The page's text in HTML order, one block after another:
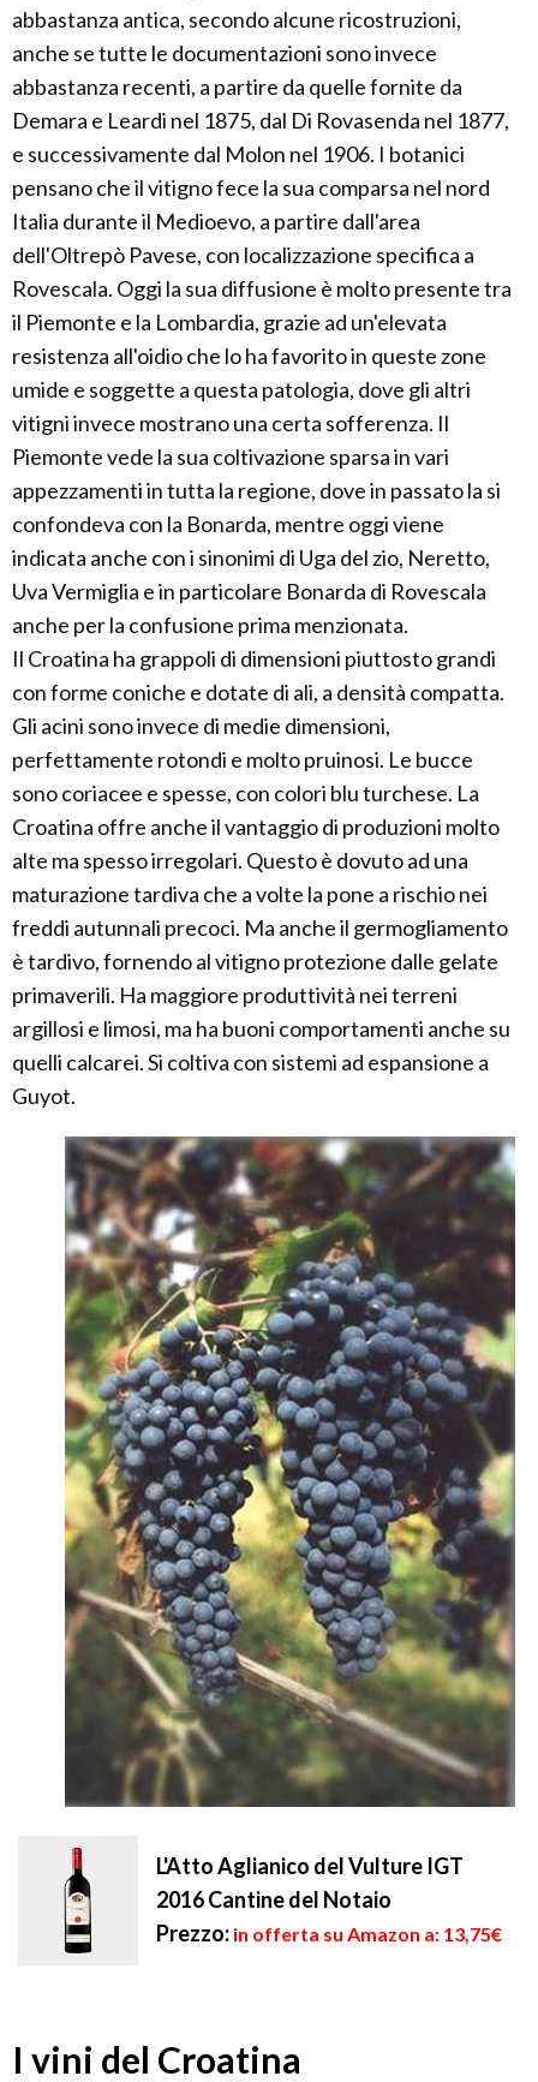
abbastanza antica, secondo alcune ricostruzioni,
anche se tutte le documentazioni sono invece
abbastanza recenti, a partire da quelle fornite da
Demara e Leardi nel 1875, dal Di Rovasenda nel 1877,
e successivamente dal Molon nel 1906. I botanici
pensano che il vitigno fece la sua comparsa nel nord
Italia durante il Medioevo, a partire dall'area
dell'Oltrepò Pavese, con localizzazione specifica a
Rovescala. Oggi la sua diffusione è molto presente tra
il Piemonte e la Lombardia, grazie ad un'elevata
resistenza all'oidio che lo ha favorito in queste zone
umide e soggette a questa patologia, dove gli altri
vitigni invece mostrano una certa sofferenza. Il
Piemonte vede la sua coltivazione sparsa in vari
appezzamenti in tutta la regione, dove in passato la si
confondeva con la Bonarda, mentre oggi viene
indicata anche con i sinonimi di Uga del zio, Neretto,
Uva Vermiglia e in particolare Bonarda di Rovescala
anche per la confusione prima menzionata.
Il Croatina ha grappoli di dimensioni piuttosto grandi
con forme coniche e dotate di ali, a densità compatta.
Gli acini sono invece di medie dimensioni,
perfettamente rotondi e molto pruinosi. Le bucce
sono coriacee e spesse, con colori blu turchese. La
Croatina offre anche il vantaggio di produzioni molto
alte ma spesso irregolari. Questo è dovuto ad una
maturazione tardiva che a volte la pone a rischio nei
freddi autunnali precoci. Ma anche il germogliamento
è tardivo, fornendo al vitigno protezione dalle gelate
primaverili. Ha maggiore produttività nei terreni
argillosi e limosi, ma ha buoni comportamenti anche su
quelli calcarei. Si coltiva con sistemi ad espansione a
Guyot.
L'Atto Aglianico del Vulture IGT
2016 Cantine del Notaio
Prezzo: in offerta su Amazon a: 13,75€
I vini del Croatina